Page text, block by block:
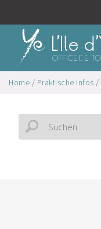
Home / Praktische Infos /